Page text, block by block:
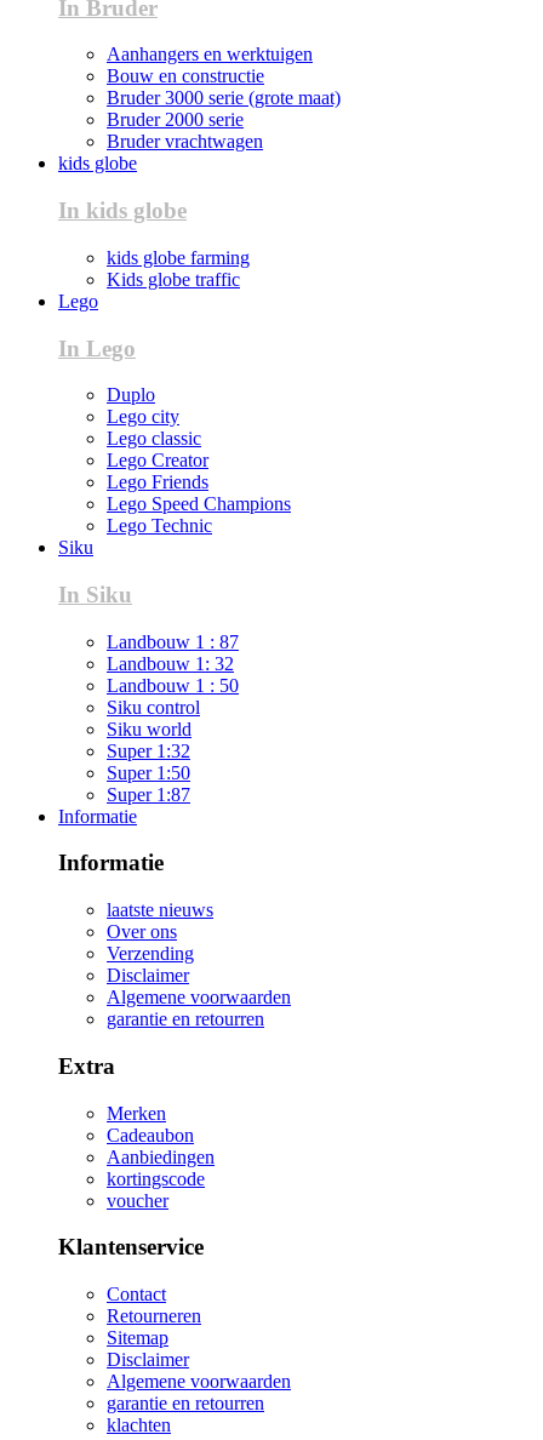
In Bruder
Aanhangers en werktuigen
Bouw en constructie
Bruder 3000 serie (grote maat)
Bruder 2000 serie
Bruder vrachtwagen
kids globe
In kids globe
kids globe farming
Kids globe traffic
Lego
In Lego
Duplo
Lego city
Lego classic
Lego Creator
Lego Friends
Lego Speed Champions
Lego Technic
Siku
In Siku
Landbouw 1 : 87
Landbouw 1: 32
Landbouw 1 : 50
Siku control
Siku world
Super 1:32
Super 1:50
Super 1:87
Informatie
Informatie
laatste nieuws
Over ons
Verzending
Disclaimer
Algemene voorwaarden
garantie en retourren
Extra
Merken
Cadeaubon
Aanbiedingen
kortingscode
voucher
Klantenservice
Contact
Retourneren
Sitemap
Disclaimer
Algemene voorwaarden
garantie en retourren
klachten